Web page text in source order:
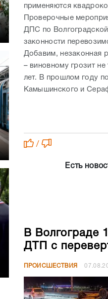
применяются
Проверочные
ДПС по
законности
Добавим, незаконная
– виновному грозит
лет. В прошлом году
Камышинского и
/
Есть
В Волгограде
ДТП с
ПРОИСШЕСТВИЯ